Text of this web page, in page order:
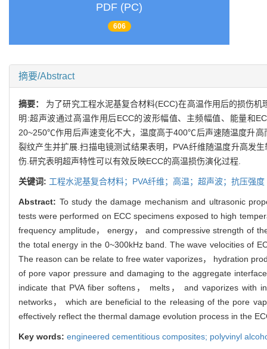
PDF (PC)
606
摘要/Abstract
摘要： 为了研究工程水泥基复合材料(ECC)在高温作用后的损伤
明:超声波通过高温作用后ECC的波形幅值、主频幅值、能量和
20~250℃作用后声速变化不大，温度高于400℃后声速随温度升高
裂纹产生并扩展.扫描电镜测试结果表明，PVA纤维随温度升高发
伤.研究表明超声特性可以有效反映ECC的高温损伤演化过程.
关键词: 工程水泥基复合材料；PVA纤维；高温；超声波；抗压强度
Abstract: To study the damage mechanism and ultrasonic
tests were performed on ECC specimens exposed to high
frequency amplitude， energy， and compressive strength of
the total energy in the 0~300kHz band. The wave velocities of
The reason can be relate to free water vaporizes， hydration
of pore vapor pressure and damaging to the aggregate
indicate that PVA fiber softens， melts， and vaporizes with
networks， which are beneficial to the releasing of the pore
effectively reflect the thermal damage evolution process in the
Key words: engineered cementitious composites; polyvinyl